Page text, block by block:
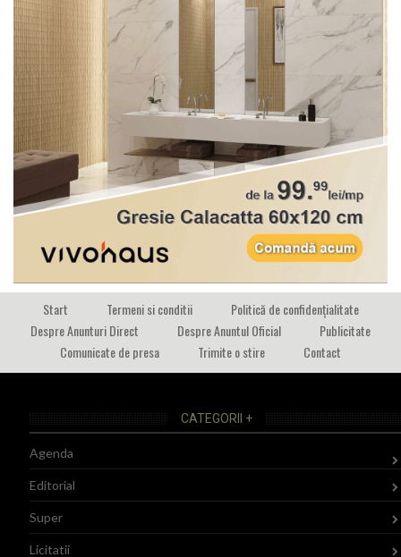
Start Termeni si conditii
Politică de confidențialitate
Despre Anunturi Direct
Despre Anuntul Oficial
Publicitate
Comunicate de presa
Trimite o stire Contact
CATEGORII +
Agenda
Editorial
Super
Licitatii